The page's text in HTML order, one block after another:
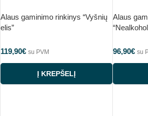
Alaus gaminimo rinkinys “Vyšnių
elis”
119,90€ su PVM
Į KREPŠELĮ
Alaus
96,90€ su